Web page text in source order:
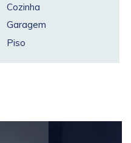
Cozinha
Garagem
Piso